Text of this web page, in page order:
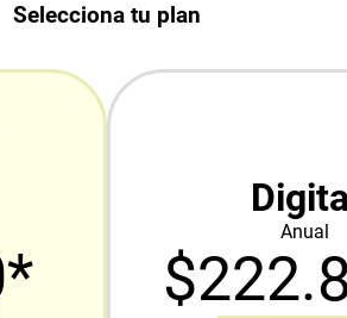
Selecciona tu plan
Anual